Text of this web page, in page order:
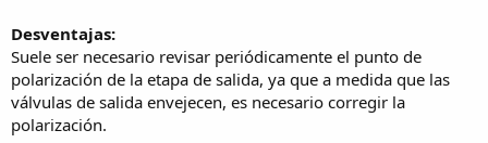
Desventajas:
Suele ser necesario revisar periódicamente el punto de
polarización de la etapa de salida, ya que a medida que las
válvulas de salida envejecen, es necesario corregir la
polarización.